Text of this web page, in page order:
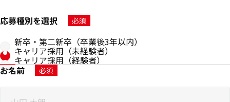
応募種別を選択 必須
新卒・第二新卒（卒業後3年以内）
キャリア採用（未経験者）
キャリア採用（経験者）
お名前
必須